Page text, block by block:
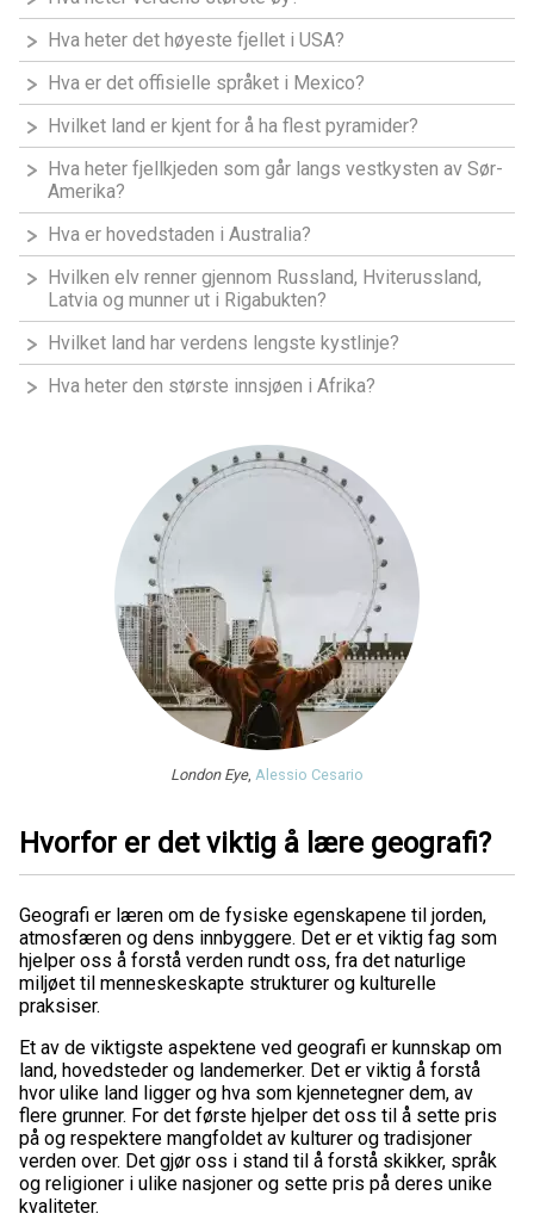
Hva heter det høyeste fjellet i USA?
Hva er det offisielle språket i Mexico?
Hvilket land er kjent for å ha flest pyramider?
Hva heter fjellkjeden som går langs vestkysten av Sør-
Amerika?
Hva er hovedstaden i Australia?
Hvilken elv renner gjennom Russland, Hviterussland,
Latvia og munner ut i Rigabukten?
Hvilket land har verdens lengste kystlinje?
Hva heter den største innsjøen i Afrika?
London Eye, Alessio Cesario
Hvorfor er det viktig å lære geografi?
Geografi er læren om de fysiske egenskapene til jorden,
atmosfæren og dens innbyggere. Det er et viktig fag som
hjelper oss å forstå verden rundt oss, fra det naturlige
miljøet til menneskeskapte strukturer og kulturelle
praksiser.
Et av de viktigste aspektene ved geografi er kunnskap om
land, hovedsteder og landemerker. Det er viktig å forstå
hvor ulike land ligger og hva som kjennetegner dem, av
flere grunner. For det første hjelper det oss til å sette pris
på og respektere mangfoldet av kulturer og tradisjoner
verden over. Det gjør oss i stand til å forstå skikker, språk
og religioner i ulike nasjoner og sette pris på deres unike
kvaliteter.